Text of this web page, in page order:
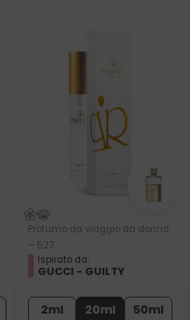
Profumo da viaggio da donna
– 527
Ispirato da:
GUCCI - GUILTY
2ml 20ml 50ml